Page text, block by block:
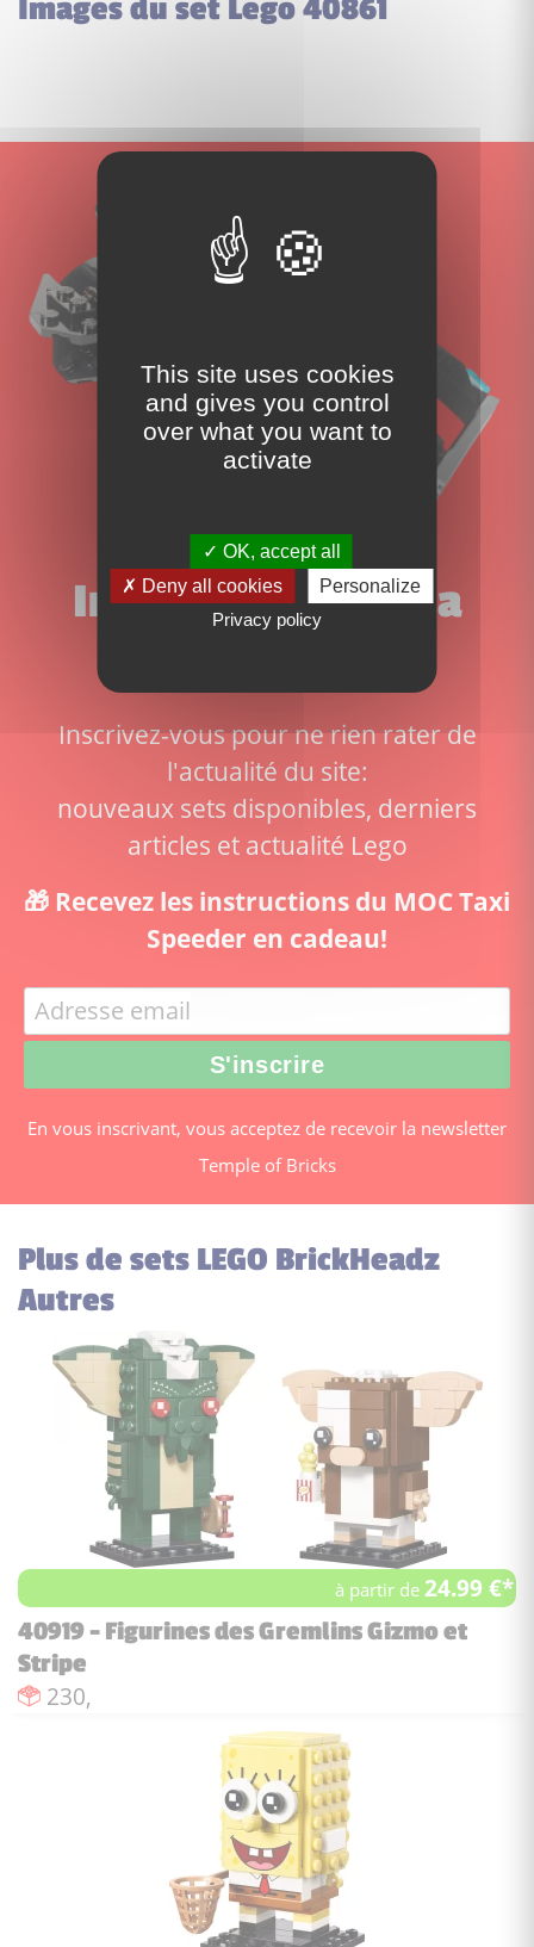
Images du set Lego 40861
Inscrivez-vous à la
Inscrivez-vous pour ne rien rater de
l'actualité du site:
nouveaux sets disponibles, derniers
articles et actualité Lego
🎁 Recevez les instructions du MOC Taxi
Speeder en cadeau!
En vous inscrivant, vous acceptez de recevoir la newsletter
Temple of Bricks
Plus de sets LEGO BrickHeadz
Autres
à partir de24.99 €*
40919 - Figurines des Gremlins Gizmo et
Stripe
Nombre de pièces :
230,
This site uses cookies
and gives you control
over what you want to
activate
OK, accept all
Deny all cookies
Personalize
Privacy policy